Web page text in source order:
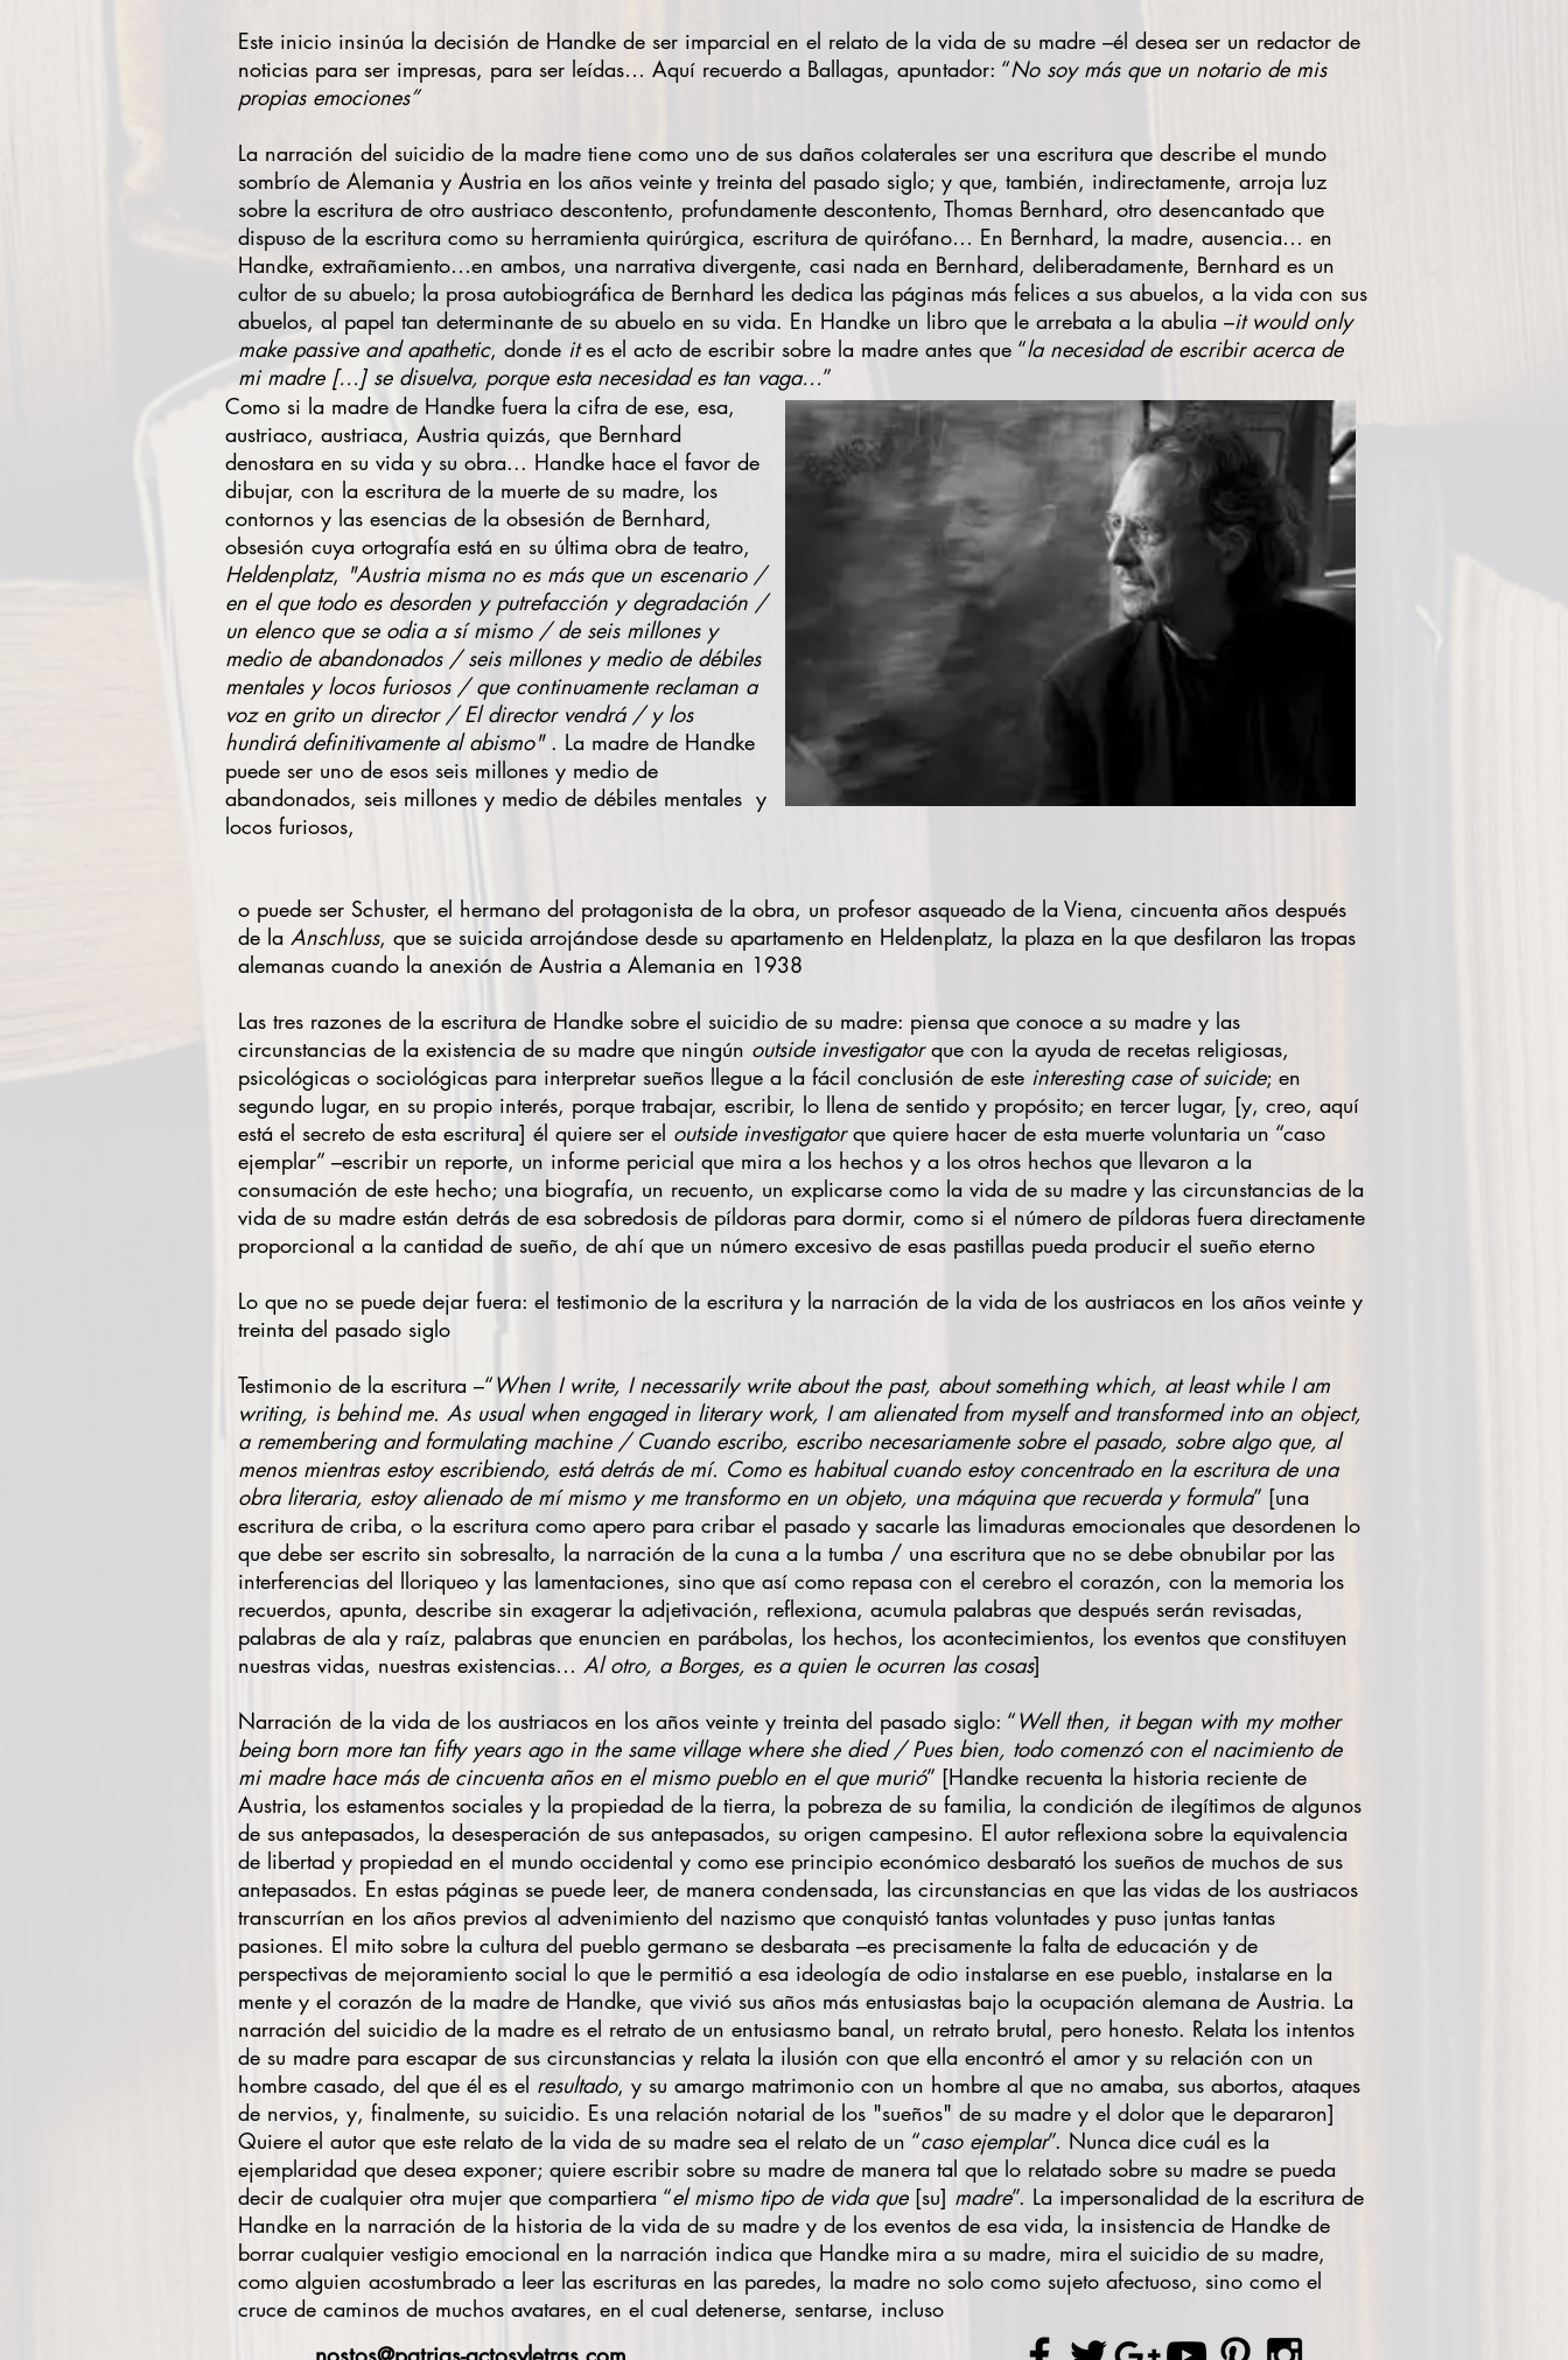
Este inicio insinúa la decisión de Handke de ser imparcial en el relato de la vida de su madre –él desea ser un redactor de
noticias para ser impresas, para ser leídas… Aquí recuerdo a Ballagas, apuntador: “No soy más que un notario de mis
propias emociones”
La narración del suicidio de la madre tiene como uno de sus daños colaterales ser una escritura que describe el mundo
sombrío de Alemania y Austria en los años veinte y treinta del pasado siglo; y que, también, indirectamente, arroja luz
sobre la escritura de otro austriaco descontento, profundamente descontento, Thomas Bernhard, otro desencantado que
dispuso de la escritura como su herramienta quirúrgica, escritura de quirófano… En Bernhard, la madre, ausencia… en
Handke, extrañamiento…en ambos, una narrativa divergente, casi nada en Bernhard, deliberadamente, Bernhard es un
cultor de su abuelo; la prosa autobiográfica de Bernhard les dedica las páginas más felices a sus abuelos, a la vida con sus
abuelos, al papel tan determinante de su abuelo en su vida. En Handke un libro que le arrebata a la abulia ­–it would only
make passive and apathetic, donde ites el acto de escribir sobre la madre antes que “la necesidad de escribir acerca de
mi madre […] se disuelva, porque esta necesidad es tan vaga…”
o puede ser Schuster, el hermano del protagonista de la obra, un profesor asqueado de la Viena, cincuenta años después
de la Anschluss, que se suicida arrojándose desde su apartamento en Heldenplatz, la plaza en la que desfilaron las tropas
alemanas cuando la anexión de Austria a Alemania en 1938
Las tres razones de la escritura de Handke sobre el suicidio de su madre: piensa que conoce a su madre y las
circunstancias de la existencia de su madre que ningún outside investigatorque con la ayuda de recetas religiosas,
psicológicas o sociológicas para interpretar sueños llegue a la fácil conclusión de este interesting case of suicide; en
segundo lugar, en su propio interés, porque trabajar, escribir, lo llena de sentido y propósito; en tercer lugar, [y, creo, aquí
está el secreto de esta escritura] él quiere ser el outside investigatorque quiere hacer de esta muerte voluntaria un “caso
ejemplar” –escribir un reporte, un informe pericial que mira a los hechos y a los otros hechos que llevaron a la
consumación de este hecho; una biografía, un recuento, un explicarse como la vida de su madre y las circunstancias de la
vida de su madre están detrás de esa sobredosis de píldoras para dormir, como si el número de píldoras fuera directamente
proporcional a la cantidad de sueño, de ahí que un número excesivo de esas pastillas pueda producir el sueño eterno
Lo que no se puede dejar fuera: el testimonio de la escritura y la narración de la vida de los austriacos en los años veinte y
treinta del pasado siglo
Testimonio de la escritura –“When I write, I necessarily write about the past, about something which, at least while I am
writing, is behind me. As usual when engaged in literary work, I am alienated from myself and transformed into an object,
a remembering and formulating machine / Cuando escribo, escribo necesariamente sobre el pasado, sobre algo que, al
menos mientras estoy escribiendo, está detrás de mí. Como es habitual cuando estoy concentrado en la escritura de una
obra literaria, estoy alienado de mí mismo y me transformo en un objeto, una máquina que recuerda y formula” [una
escritura de criba, o la escritura como apero para cribar el pasado y sacarle las limaduras emocionales que desordenen lo
que debe ser escrito sin sobresalto, la narración de la cuna a la tumba / una escritura que no se debe obnubilar por las
interferencias del lloriqueo y las lamentaciones, sino que así como repasa con el cerebro el corazón, con la memoria los
recuerdos, apunta, describe sin exagerar la adjetivación, reflexiona, acumula palabras que después serán revisadas,
palabras de ala y raíz, palabras que enuncien en parábolas, los hechos, los acontecimientos, los eventos que constituyen
nuestras vidas, nuestras existencias… Al otro, a Borges, es a quien le ocurren las cosas]
Narración de la vida de los austriacos en los años veinte y treinta del pasado siglo: “Well then, it began with my mother
being born more tan fifty years ago in the same village where she died / Pues bien, todo comenzó con el nacimiento de
mi madre hace más de cincuenta años en el mismo pueblo en el que murió” [Handke recuenta la historia reciente de
Austria, los estamentos sociales y la propiedad de la tierra, la pobreza de su familia, la condición de ilegítimos de algunos
de sus antepasados, la desesperación de sus antepasados, su origen campesino. El autor reflexiona sobre la equivalencia
de libertad y propiedad en el mundo occidental y como ese principio económico desbarató los sueños de muchos de sus
antepasados. En estas páginas se puede leer, de manera condensada, las circunstancias en que las vidas de los austriacos
transcurrían en los años previos al advenimiento del nazismo que conquistó tantas voluntades y puso juntas tantas
pasiones. El mito sobre la cultura del pueblo germano se desbarata –es precisamente la falta de educación y de
perspectivas de mejoramiento social lo que le permitió a esa ideología de odio instalarse en ese pueblo, instalarse en la
mente y el corazón de la madre de Handke, que vivió sus años más entusiastas bajo la ocupación alemana de Austria. La
narración del suicidio de la madre es el retrato de un entusiasmo banal, un retrato brutal, pero honesto. Relata los intentos
de su madre para escapar de sus circunstancias y relata la ilusión con que ella encontró el amor y su relación con un
hombre casado, del que él es el resultado, y su amargo matrimonio con un hombre al que no amaba, sus abortos, ataques
de nervios, y, finalmente, su suicidio. Es una relación notarial de los "sueños" de su madre y el dolor que le depararon]
Quiere el autor que este relato de la vida de su madre sea el relato de un “caso ejemplar”. Nunca dice cuál es la
ejemplaridad que desea exponer; quiere escribir sobre su madre de manera tal que lo relatado sobre su madre se pueda
decir de cualquier otra mujer que compartiera “el mismo tipo de vida que [su] madre”. La impersonalidad de la escritura de
Handke en la narración de la historia de la vida de su madre y de los eventos de esa vida, la insistencia de Handke de
borrar cualquier vestigio emocional en la narración indica que Handke mira a su madre, mira el suicidio de su madre,
como alguien acostumbrado a leer las escrituras en las paredes, la madre no solo como sujeto afectuoso, sino como el
cruce de caminos de muchos avatares, en el cual detenerse, sentarse, incluso
Como si la madre de Handke fuera la cifra de ese, esa,
austriaco, austriaca, Austria quizás, que Bernhard
denostara en su vida y su obra... Handke hace el favor de
dibujar, con la escritura de la muerte de su madre, los
contornos y las esencias de la obsesión de Bernhard,
obsesión cuya ortografía está en su última obra de teatro,
Heldenplatz, "Austria misma no es más que un escenario /
en el que todo es desorden y putrefacción y degradación /
un elenco que se odia a sí mismo / de seis millones y
medio de abandonados / seis millones y medio de débiles
mentales y locos furiosos / que continuamente reclaman a
voz en grito un director /El director vendrá / y los
hundirá definitivamente al abismo". La madre de Handke
puede ser uno de esos seis millones y medio de
abandonados, seis millones y medio de débiles mentales y
locos furiosos,